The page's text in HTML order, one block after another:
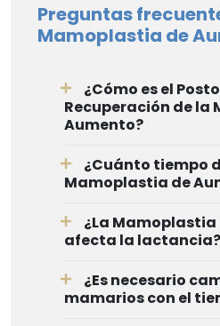
Preguntas
Mamoplastia de
¿Cómo es el
Recuperación de la
Aumento?
¿Cuánto tiempo
Mamoplastia de
¿La
afecta la lactancia?
¿Es necesario
mamarios con el